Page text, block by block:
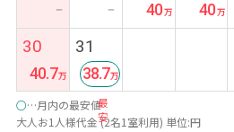
ー ー 40 40
30
40.7
31
最
安
38.7
○…月内の最安値
大人お1人様代金 (2名1室利用) 単位:円